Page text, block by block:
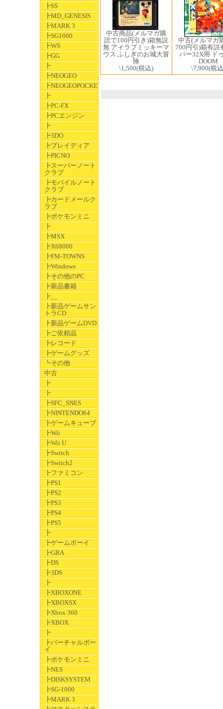
┣SS
┣MD_GENESIS
┣MARK 3
┣SG1000
┣WS
┣GG
┣
┣NEOGEO
┣NEOGEOPOCKET
┣
┣PC-FX
┣PCエンジン
┣
┣3DO
┣プレイディア
┣PICNO
┣スーパーノート
クラブ
┣モバイルノート
クラブ
┣カードメールク
ラブ
┣ポケモンミニ
┣
┣MSX
┣X68000
┣FM-TOWNS
┣Windows
┣その他のPC
┣新品書籍
┣__
┣新品ゲームサン
トラCD
┣新品ゲームDVD
┣ご依頼品
┣レコード
┣ゲームグッズ
┗その他
中古
┣
┣
┣SFC_SNES
┣NINTENDO64
┣ゲームキューブ
┣Wii
┣Wii U
┣Switch
┣Switch2
┣ファミコン
┣PS1
┣PS2
┣PS3
┣PS4
┣PS5
┣
┣ゲームボーイ
┣GBA
┣DS
┣3DS
┣
┣XBOXONE
┣XBOXSX
┣Xbox 360
┣XBOX
┣
┣バーチャルボー
イ
┣ポケモンミニ
┣NES
┣DISKSYSTEM
┣SG-1000
┣MARK 3
中古商品(メルマガ購
読で100円引き)箱無説
無 アイラブミッキーマ
ウス ふしぎのお城大冒
険
\1,500(税込)
中古(メルマガ
700円引)箱有説
パー32X用 ド
DOOM
\7,900(税